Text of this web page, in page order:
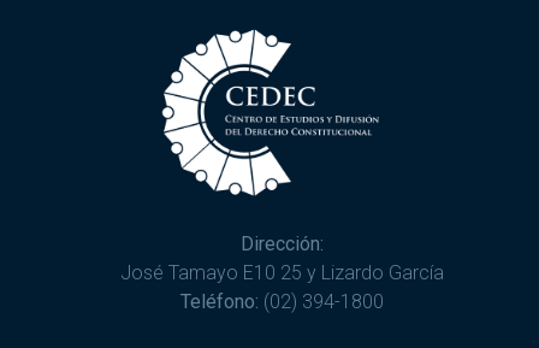
Dirección:
José Tamayo E10 25 y Lizardo García
Teléfono: (02) 394-1800